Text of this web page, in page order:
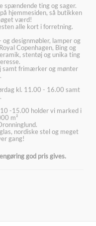
spændende ting og sager.
hjemmesiden, så butikken
værd!
alle kort i forretning.
designmøbler, lamper og
Copenhagen, Bing og
stentøj og unika ting
samt frimærker og mønter
kl. 11.00 - 16.00 samt
-15.00 holder vi marked i
m²
nordiske stel og meget
gang!
god pris gives.